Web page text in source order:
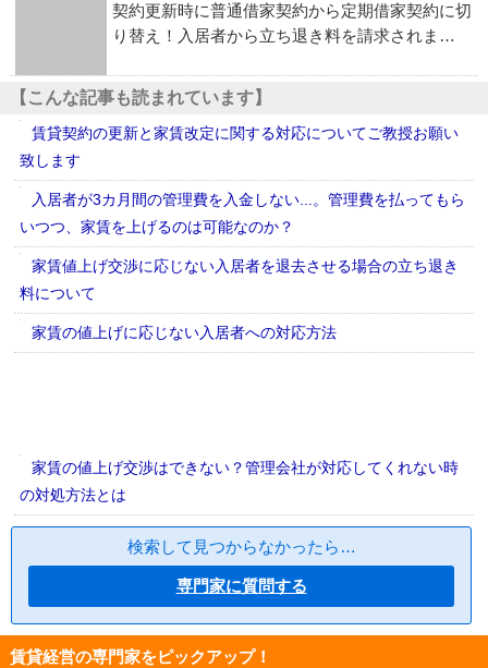
契約更新時に普通借家契約から定期借家契約に切
り替え！入居者から立ち退き料を請求されま…
【こんな記事も読まれています】
賃貸契約の更新と家賃改定に関する対応についてご教授お願い
致します
入居者が3カ月間の管理費を入金しない...。管理費を払ってもら
いつつ、家賃を上げるのは可能なのか？
家賃値上げ交渉に応じない入居者を退去させる場合の立ち退き
料について
家賃の値上げに応じない入居者への対応方法
家賃の値上げ交渉はできない？管理会社が対応してくれない時
の対処方法とは
検索して見つからなかったら…
専門家に質問する
賃貸経営の専門家をピックアップ！